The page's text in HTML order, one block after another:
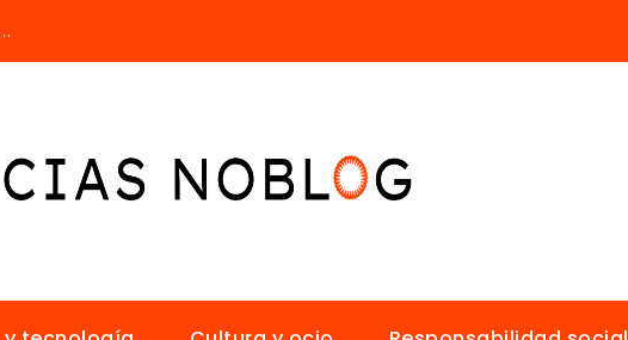
Los 10 animales con sentidos que transforman la forma de percibir el mundo